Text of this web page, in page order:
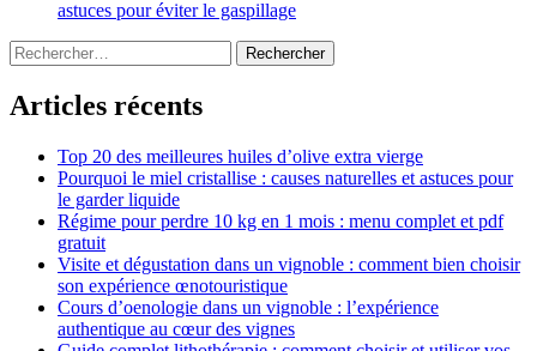
astuces pour éviter le gaspillage
Rechercher :
Articles récents
Top 20 des meilleures huiles d’olive extra vierge
Pourquoi le miel cristallise : causes naturelles et astuces pour
le garder liquide
Régime pour perdre 10 kg en 1 mois : menu complet et pdf
gratuit
Visite et dégustation dans un vignoble : comment bien choisir
son expérience œnotouristique
Cours d’oenologie dans un vignoble : l’expérience
authentique au cœur des vignes